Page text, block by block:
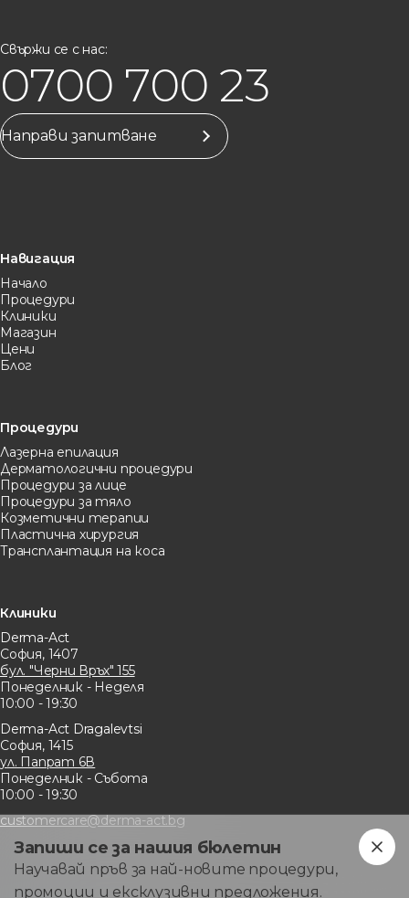
Свържи се с нас:
0700 700 23
Направи запитване
Навигация
Начало
Процедури
Клиники
Магазин
Цени
Блог
Процедури
Лазерна eпилация
Дерматологични процедури
Процедури за лице
Процедури за тяло
Козметични терапии
Пластична хирургия
Трансплантация на коса
Клиники
Derma-Act
София, 1407
бул. "Черни Връх" 155
Понеделник - Неделя
10:00 - 19:30
Derma-Act Dragalevtsi
София, 1415
ул. Папрат 6В
Понеделник - Събота
10:00 - 19:30
customercare@derma-act.bg
Запиши се за нашия бюлетин
Научавай пръв за най-новите процедури,
промоции и ексклузивни предложения.